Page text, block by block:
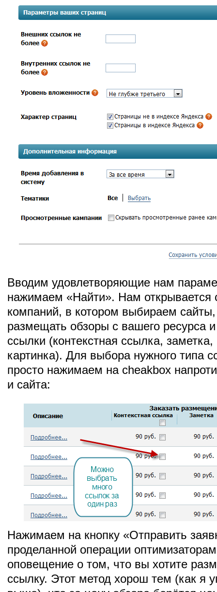
Вводим удовлетворяющие нам
нажимаем «Найти». Нам открывается
компаний, в котором выбираем
размещать обзоры с вашего ресурса
ссылки (контекстная ссылка,
картинка). Для выбора нужного типа
просто нажимаем на cheakbox
и сайта:
Нажимаем на кнопку «Отправить
проделанной операции
оповещение о том, что вы хотите
ссылку. Этот метод хорош тем (как я